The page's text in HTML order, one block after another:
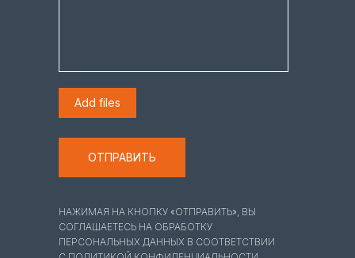
Add files
ОТПРАВИТЬ
НАЖИМАЯ НА КНОПКУ «ОТПРАВИТЬ», ВЫ
СОГЛАШАЕТЕСЬ НА ОБРАБОТКУ
ПЕРСОНАЛЬНЫХ ДАННЫХ В СООТВЕТСТВИИ